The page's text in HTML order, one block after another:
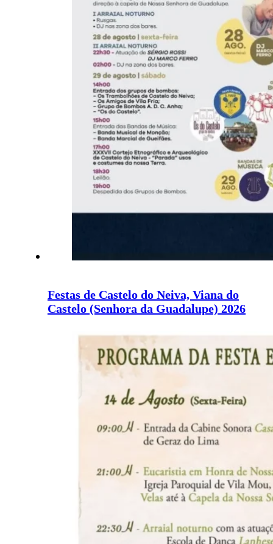
Festas de Castelo do Neiva, Viana do
Castelo (Senhora da Guadalupe) 2026